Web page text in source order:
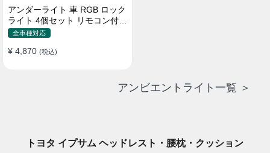
アンダーライト 車 RGB ロック
ライト 4個セット リモコン付き
ボタンスイッチ付き 多機能 車
水 おしゃれ
全車種対応
¥ 4,870 (税込)
アンビエントライト一覧 ＞
トヨタ イプサム ヘッドレスト・腰枕・クッション